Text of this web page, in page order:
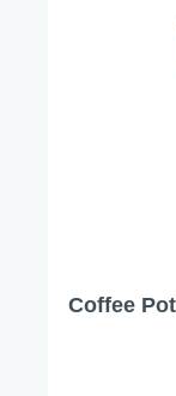
Coffee